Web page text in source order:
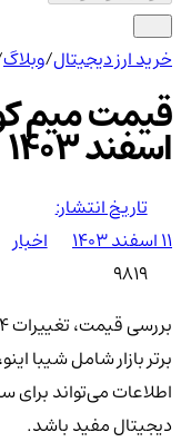
خرید ارز دیجیتال/وبلاگ/
اسفند ۱۴۰۳
تاریخ انتشار:
۱۱ اسفند ۱۴۰۳
اخبار
9819
برتر بازار شامل شیبا
اطلاعات می‌تواند برای
دیجیتال مفید باشد.